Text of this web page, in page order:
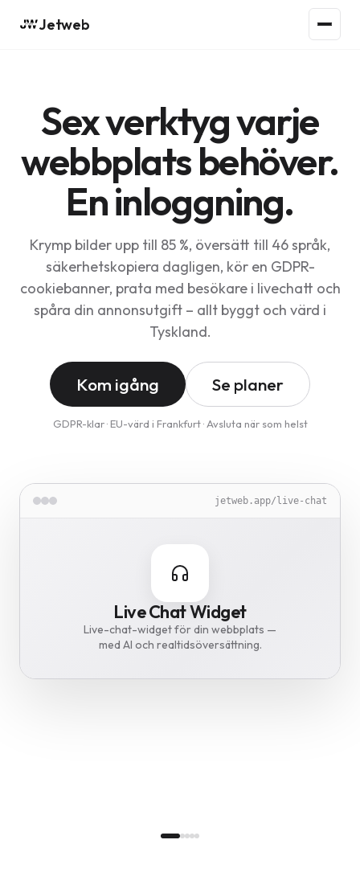
Jetweb
Sex verktyg varje
webbplats behöver.
En inloggning.
Krymp bilder upp till 85 %, översätt till 46 språk,
säkerhetskopiera dagligen, kör en GDPR-
cookiebanner, prata med besökare i livechatt och
spåra din annonsutgift – allt byggt och värd i
Tyskland.
Kom igång Se planer
GDPR-klar · EU-värd i Frankfurt · Avsluta när som helst
jetweb.app/image-optimizer
Image Optimizer
Gör bilder upp till 85 % mindre –
automatiskt.
jetweb.app/translate
Translate
Translate hela din webbplats till
46 språk.
jetweb.app/cookie-guard
Cookie Guard
GDPR-cookiebanner på 62 språk –
TTDSG-redo.
jetweb.app/live-chat
Live Chat Widget
Live-chat-widget för din webbplats —
med AI och realtidsöversättning.
jetweb.app/backup
Backup Vault
Dagliga krypterade webbplatsbackuper –
lagrade i Frankfurt.